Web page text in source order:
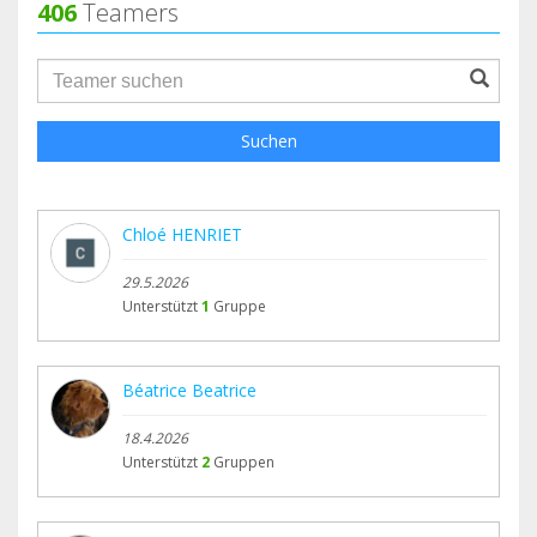
406Teamers
groupProfile.searchForm.search.text???
Suchen
Chloé HENRIET
29.5.2026
Unterstützt1 Gruppe
Béatrice Beatrice
18.4.2026
Unterstützt 2 Gruppen